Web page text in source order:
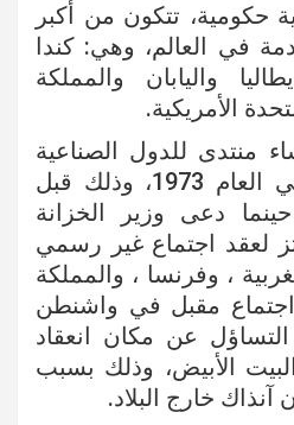
حكومية، تتكون من أكبر
في العالم، وهي: كندا
واليابان والمملكة
الأمريكية.
منتدى للدول الصناعية
الكبرى في العالم في العام 1973، وذلك قبل
دعى وزير الخزانة
لعقد اجتماع غير رسمي
، وفرنسا ، والمملكة
اجتماع مقبل في واشنطن
التساؤل عن مكان انعقاد
البيت الأبيض، وذلك بسبب
خارج البلاد.